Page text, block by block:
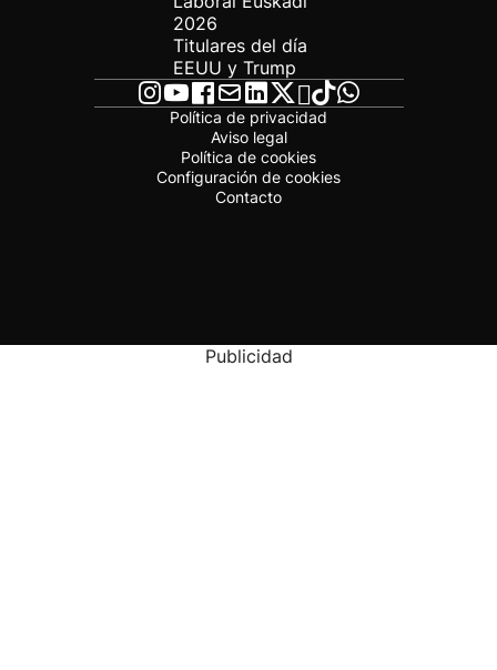
2026
Titulares del día
EEUU y Trump
Política de privacidad
Aviso legal
Política de cookies
Configuración de cookies
Contacto
Publicidad